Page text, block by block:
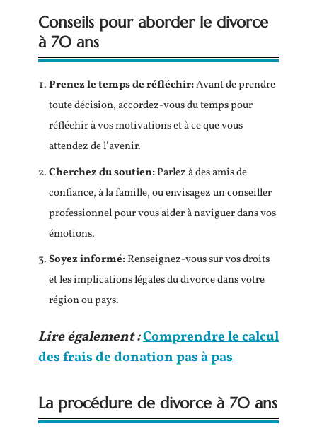
Conseils pour aborder le divorce
à 70 ans
Prenez le temps de réfléchir:Avant de prendre
toute décision, accordez-vous du temps pour
réfléchir à vos motivations et à ce que vous
attendez de l’avenir.
Cherchez du soutien:Parlez à des amis de
confiance, à la famille, ou envisagez un conseiller
professionnel pour vous aider à naviguer dans vos
émotions.
Soyez informé:Renseignez-vous sur vos droits
et les implications légales du divorce dans votre
région ou pays.
Lire également :Comprendre le calcul
des frais de donation pas à pas
La procédure de divorce à 70 ans